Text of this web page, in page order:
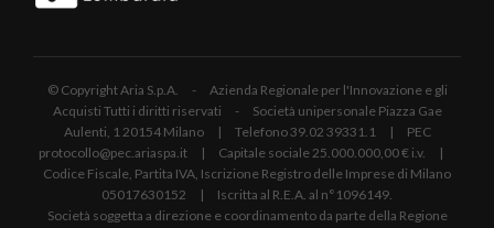
© Copyright Aria S.p.A. - Azienda Regionale per l'Innovazione e gli
Acquisti Tutti i diritti riservati - Società unipersonale Piazza Gae
Aulenti, 1 20154 Milano | Telefono 39.02 39331.1 | PEC
protocollo@pec.ariaspa.it | Capitale sociale 25.000.000,00 € i.v. |
Codice Fiscale, Partita IVA, Iscrizione Registro delle Imprese di Milano
05017630152 | Iscritta al R.E.A. al n°1096149.
Società soggetta a direzione e coordinamento da parte della Regione